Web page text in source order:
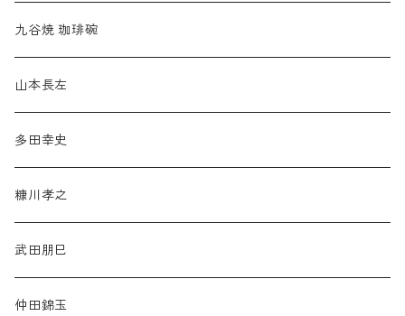
九谷焼 珈琲碗
山本長左
多田幸史
糠川孝之
武田朋巳
仲田錦玉